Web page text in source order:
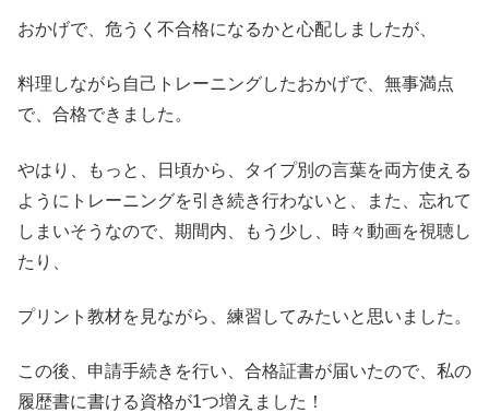
おかげで、危うく不合格になるかと心配しましたが、
料理しながら自己トレーニングしたおかげで、無事満点
で、合格できました。
やはり、もっと、日頃から、タイプ別の言葉を両方使える
ようにトレーニングを引き続き行わないと、また、忘れて
しまいそうなので、期間内、もう少し、時々動画を視聴し
たり、
プリント教材を見ながら、練習してみたいと思いました。
この後、申請手続きを行い、合格証書が届いたので、私の
履歴書に書ける資格が1つ増えました！